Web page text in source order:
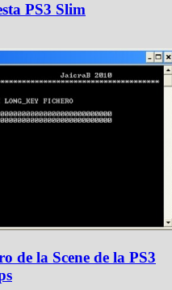
PS3 Slim
de la Scene de la PS3